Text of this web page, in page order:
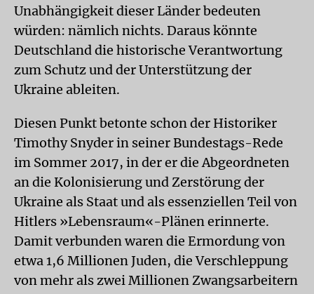
Unabhängigkeit dieser Länder bedeuten
würden: nämlich nichts. Daraus könnte
Deutschland die historische Verantwortung
zum Schutz und der Unterstützung der
Ukraine ableiten.
Diesen Punkt betonte schon der Historiker
Timothy Snyder in seiner Bundestags-Rede
im Sommer 2017, in der er die Abgeordneten
an die Kolonisierung und Zerstörung der
Ukraine als Staat und als essenziellen Teil von
Hitlers »Lebensraum«-Plänen erinnerte.
Damit verbunden waren die Ermordung von
etwa 1,6 Millionen Juden, die Verschleppung
von mehr als zwei Millionen Zwangsarbeitern